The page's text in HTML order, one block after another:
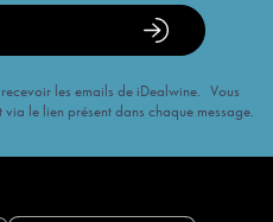
les emails de iDealwine. Vous
le lien présent dans chaque message.